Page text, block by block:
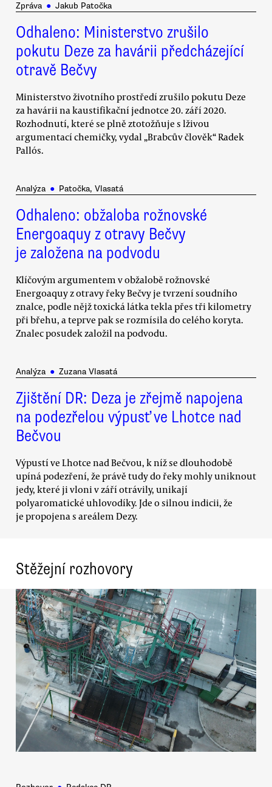
Zpráva ● Jakub Patočka
Odhaleno: Ministerstvo zrušilo
pokutu Deze za havárii předcházející
otravě Bečvy
Ministerstvo životního prostředí zrušilo pokutu Deze
za havárii na kaustifikační jednotce 20. září 2020.
Rozhodnutí, které se plně ztotožňuje s lživou
argumentací chemičky, vydal „Brabcův člověk“ Radek
Pallós.
Analýza ● Patočka, Vlasatá
Odhaleno: obžaloba rožnovské
Energoaquy z otravy Bečvy
je založena na podvodu
Klíčovým argumentem v obžalobě rožnovské
Energoaquy z otravy řeky Bečvy je tvrzení soudního
znalce, podle nějž toxická látka tekla přes tři kilometry
při břehu, a teprve pak se rozmísila do celého koryta.
Znalec posudek založil na podvodu.
Analýza ● Zuzana Vlasatá
Zjištění DR: Deza je zřejmě napojena
na podezřelou výpusť ve Lhotce nad
Bečvou
Výpustí ve Lhotce nad Bečvou, k níž se dlouhodobě
upíná podezření, že právě tudy do řeky mohly uniknout
jedy, které ji vloni v září otrávily, unikají
polyaromatické uhlovodíky. Jde o silnou indicii, že
je propojena s areálem Dezy.
Stěžejní rozhovory